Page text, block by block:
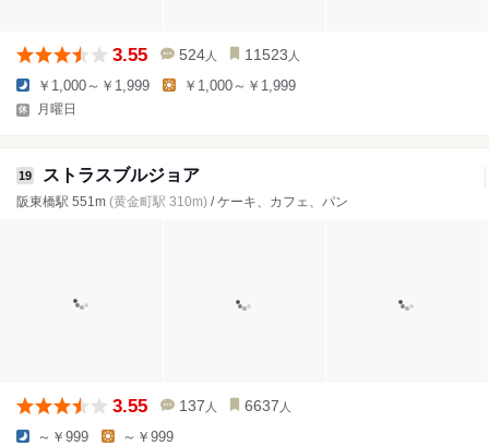
3.55 524 人 11523 人
￥1,000～￥1,999 ￥1,000～￥1,999
月曜日
19 ストラスブルジョア
阪東橋駅 551m (黄金町駅 310m) / ケーキ、カフェ、パン
3.55 137 人 6637 人
～￥999 ～￥999